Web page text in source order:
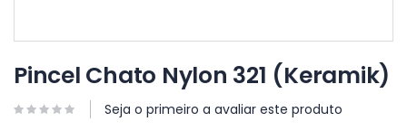
para
o
da
Pincel Chato Nylon 321 (Keramik)
Seja o primeiro a avaliar este produto